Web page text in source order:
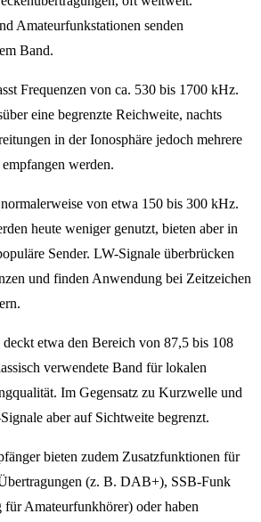
Amateurfunkstationen senden
Band.
Frequenzen von ca. 530 bis 1700 kHz.
eine begrenzte Reichweite, nachts
in der Ionosphäre jedoch mehrere
werden.
von etwa 150 bis 300 kHz.
heute weniger genutzt, bieten aber in
Sender. LW-Signale überbrücken
und finden Anwendung bei Zeitzeichen
etwa den Bereich von 87,5 bis 108
verwendete Band für lokalen
Im Gegensatz zu Kurzwelle und
aber auf Sichtweite begrenzt.
bieten zudem Zusatzfunktionen für
(z. B. DAB+), SSB-Funk
Amateurfunkhörer) oder haben